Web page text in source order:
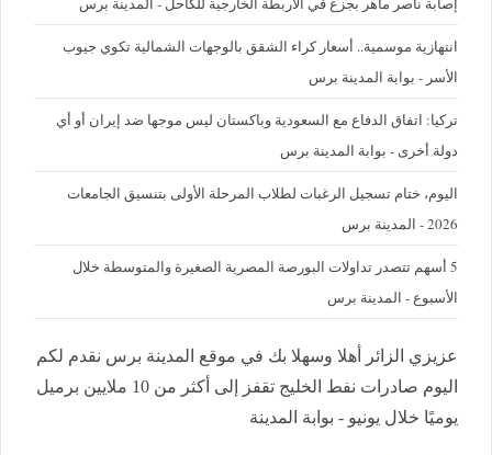
‪انتهازية موسمية.. أسعار كراء الشقق بالوجهات الشمالية تكوي جيوب
الأسر - بوابة المدينة برس
تركيا: اتفاق الدفاع مع السعودية وباكستان ليس موجها ضد إيران أو أي
دولة أخرى - بوابة المدينة برس
اليوم، ختام تسجيل الرغبات لطلاب المرحلة الأولى بتنسيق الجامعات
2026 - المدينة برس
5 أسهم تتصدر تداولات البورصة المصرية الصغيرة والمتوسطة خلال
الأسبوع - المدينة برس
عزيزي الزائر أهلا وسهلا بك في موقع المدينة برس نقدم لكم
اليوم صادرات نفط الخليج تقفز إلى أكثر من 10 ملايين برميل
يوميًا خلال يونيو - بوابة المدينة